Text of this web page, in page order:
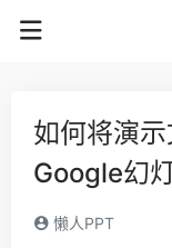
如何将演
Google幻
懒人PPT